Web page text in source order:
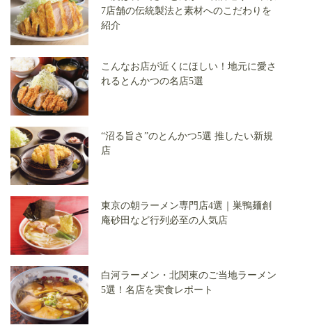
7店舗の伝統製法と素材へのこだわりを
紹介
こんなお店が近くにほしい！地元に愛さ
れるとんかつの名店5選
“沼る旨さ”のとんかつ5選 推したい新規
店
東京の朝ラーメン専門店4選｜巣鴨麺創
庵砂田など行列必至の人気店
白河ラーメン・北関東のご当地ラーメン
5選！名店を実食レポート